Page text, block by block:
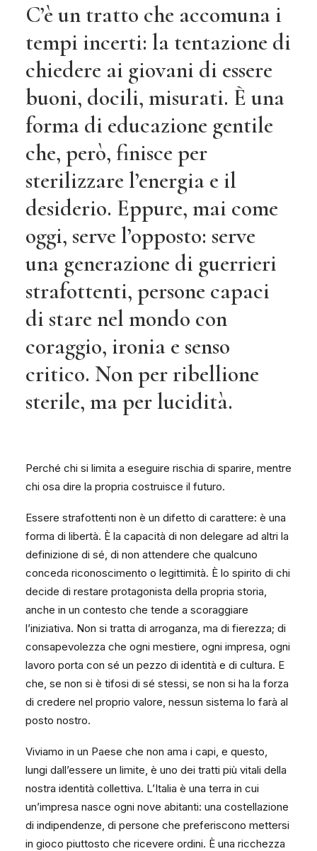
C’è un tratto che accomuna i
tempi incerti: la tentazione di
chiedere ai giovani di essere
buoni, docili, misurati. È una
forma di educazione gentile
che, però, finisce per
sterilizzare l’energia e il
desiderio. Eppure, mai come
oggi, serve l’opposto: serve
una generazione di guerrieri
strafottenti, persone capaci
di stare nel mondo con
coraggio, ironia e senso
critico. Non per ribellione
sterile, ma per lucidità.
Perché chi si limita a eseguire rischia di sparire, mentre
chi osa dire la propria costruisce il futuro.
Essere strafottenti non è un difetto di carattere: è una
forma di libertà. È la capacità di non delegare ad altri la
definizione di sé, di non attendere che qualcuno
conceda riconoscimento o legittimità. È lo spirito di chi
decide di restare protagonista della propria storia,
anche in un contesto che tende a scoraggiare
l’iniziativa. Non si tratta di arroganza, ma di fierezza; di
consapevolezza che ogni mestiere, ogni impresa, ogni
lavoro porta con sé un pezzo di identità e di cultura. E
che, se non si è tifosi di sé stessi, se non si ha la forza
di credere nel proprio valore, nessun sistema lo farà al
posto nostro.
Viviamo in un Paese che non ama i capi, e questo,
lungi dall’essere un limite, è uno dei tratti più vitali della
nostra identità collettiva. L’Italia è una terra in cui
un’impresa nasce ogni nove abitanti: una costellazione
di indipendenze, di persone che preferiscono mettersi
in gioco piuttosto che ricevere ordini. È una ricchezza